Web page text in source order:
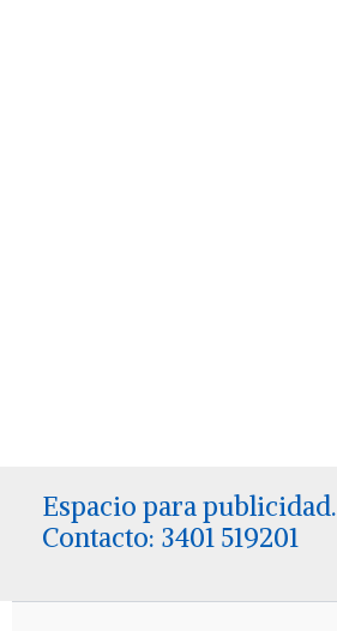
Espacio para publicidad.
Contacto: 3401 519201